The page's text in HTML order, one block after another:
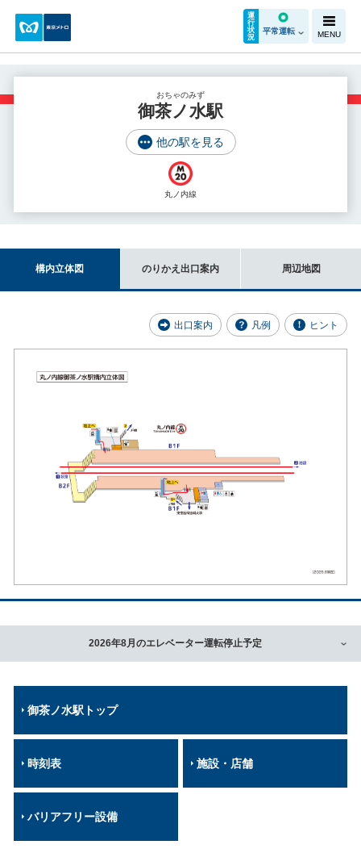
運
行
状
況
平常運転 MENU
おちゃのみず
御茶ノ水駅
他の駅を見る
丸ノ内線
構内立体図 のりかえ出口案内 周辺地図
出口案内 凡例 ヒント
2026年8月のエレベーター運転停止予定
御茶ノ水駅トップ
時刻表 施設・店舗
バリアフリー設備